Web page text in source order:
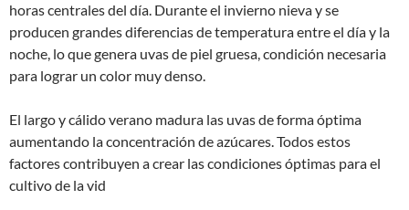
horas centrales del día. Durante el invierno nieva y se
producen grandes diferencias de temperatura entre el día y la
noche, lo que genera uvas de piel gruesa, condición necesaria
para lograr un color muy denso.
El largo y cálido verano madura las uvas de forma óptima
aumentando la concentración de azúcares. Todos estos
factores contribuyen a crear las condiciones óptimas para el
cultivo de la vid